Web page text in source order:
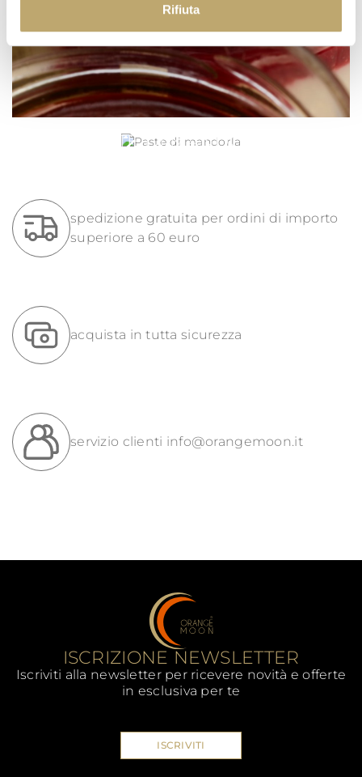
Rifiuta
PASTE DI MANDORLA
spedizione gratuita per ordini di importo
superiore a 60 euro
acquista in tutta sicurezza
servizio clienti info@orangemoon.it
ISCRIZIONE NEWSLETTER
Iscriviti alla newsletter per ricevere novità e offerte
in esclusiva per te
ISCRIVITI